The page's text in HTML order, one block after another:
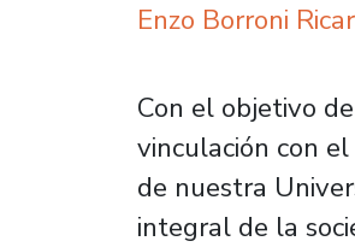
Enzo Borroni
Con el objetivo
vinculación con
de nuestra
integral de la